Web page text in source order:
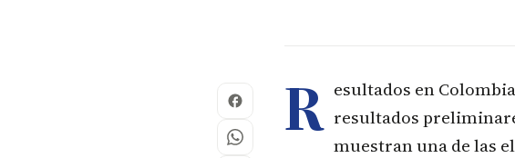
R esultados en
resultados
muestran una de las